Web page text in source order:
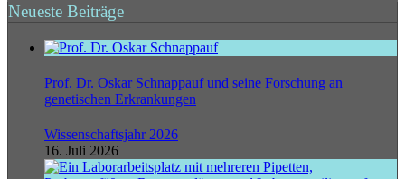
Neueste Beiträge
Prof. Dr. Oskar Schnappauf und seine Forschung an
genetischen Erkrankungen
Wissenschaftsjahr 2026
16. Juli 2026